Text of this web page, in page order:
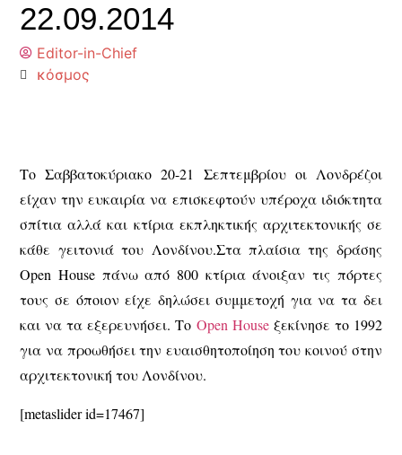
22.09.2014
Editor-in-Chief
κόσμος
Το Σαββατοκύριακο 20-21 Σεπτεμβρίου οι Λονδρέζοι
είχαν την ευκαιρία να επισκεφτούν υπέροχα ιδιόκτητα
σπίτια αλλά και κτίρια εκπληκτικής αρχιτεκτονικής σε
κάθε γειτονιά του Λονδίνου.Στα πλαίσια της δράσης
Open House πάνω από 800 κτίρια άνοιξαν τις πόρτες
τους σε όποιον είχε δηλώσει συμμετοχή για να τα δει
και να τα εξερευνήσει. Το Open Houseξεκίνησε το 1992
για να προωθήσει την ευαισθητοποίηση του κοινού στην
αρχιτεκτονική του Λονδίνου.
[metaslider id=17467]